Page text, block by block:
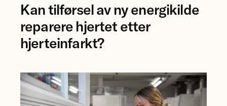
Åsa
Birgisdottir
og
forsker
Calvoli,
Universitetet
Kan tilførsel av ny energikilde
reparere hjertet etter
hjerteinfarkt?